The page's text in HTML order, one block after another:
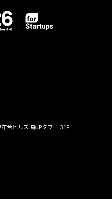
台ヒルズ 森JPタワー 31F